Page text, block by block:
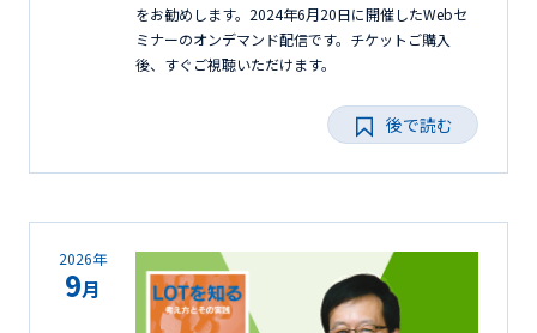
をお勧めします。2024年6月20日に開催したWebセ
ミナーのオンデマンド配信です。チケットご購入
後、すぐご視聴いただけます。
後で読む
2026年
9月